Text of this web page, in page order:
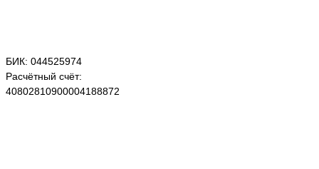
БИК: 044525974
Расчётный счёт:
40802810900004188872